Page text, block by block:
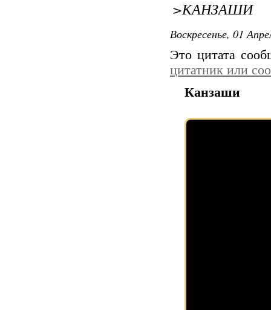
>КАНЗАШИ
Воскресенье, 01
Это цитата
цитатник или
Канзаши